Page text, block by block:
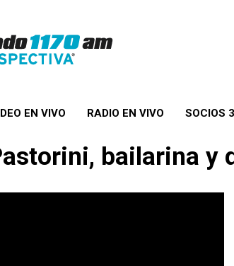
EN VIVO RADIO EN VIVO SOCIOS
bailarina y